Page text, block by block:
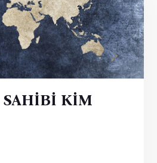
SAHİBİ KİM